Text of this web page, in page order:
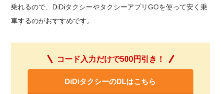
乗れるので、DiDiタクシーやタクシーアプリGOを使って安く乗
車するのがおすすめです。
コード入力だけで500円引き！
DiDiタクシーのDLはこちら